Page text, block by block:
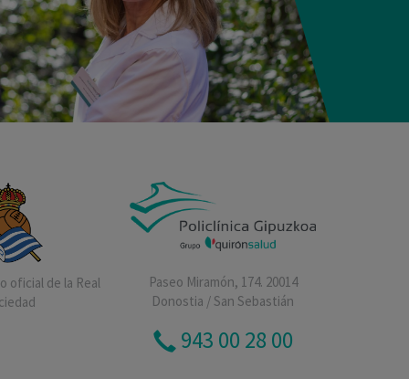
oficial de la Real
Paseo Miramón, 174. 20014
Donostia / San Sebastián
943 00 28 00